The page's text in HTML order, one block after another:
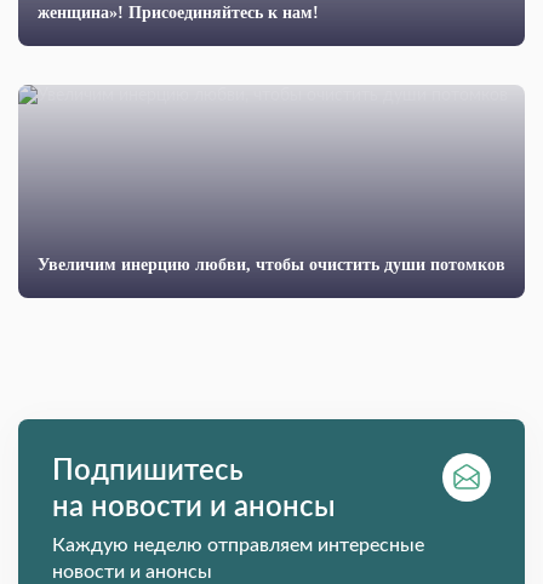
женщина»! Присоединяйтесь к нам!
Увеличим инерцию любви, чтобы очистить души потомков
Подпишитесь
на новости и анонсы
Каждую неделю отправляем интересные
новости и анонсы